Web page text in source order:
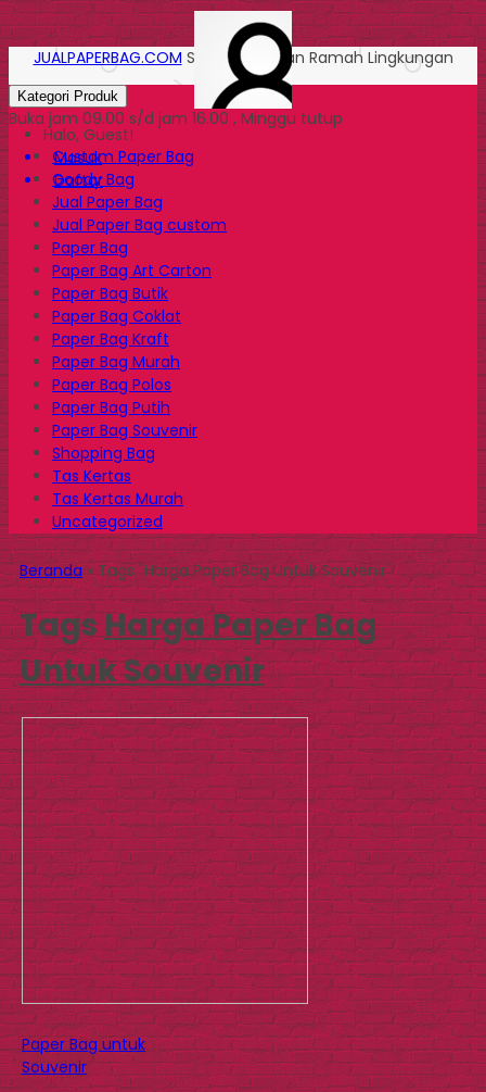
Halo, Guest!
Masuk
Daftar
JUALPAPERBAG.COM Solusi Kemasan Ramah Lingkungan
Kategori Produk
Buka jam 09.00 s/d jam 16.00 , Minggu tutup
Custom Paper Bag
Goody Bag
Jual Paper Bag
Jual Paper Bag custom
Paper Bag
Paper Bag Art Carton
Paper Bag Butik
Paper Bag Coklat
Paper Bag Kraft
Paper Bag Murah
Paper Bag Polos
Paper Bag Putih
Paper Bag Souvenir
Shopping Bag
Tas Kertas
Tas Kertas Murah
Uncategorized
Beranda»Tags "Harga Paper Bag Untuk Souvenir"
TagsHarga Paper Bag
Untuk Souvenir
Paper Bag untuk
Souvenir